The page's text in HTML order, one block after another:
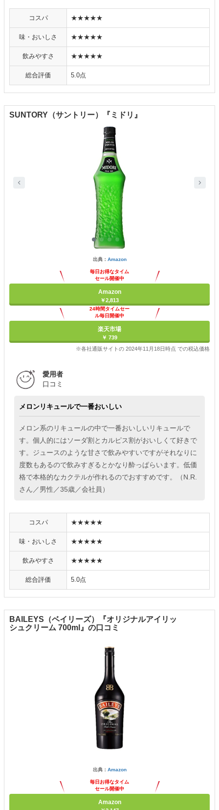
コスパ ★★★★★
味・おいしさ ★★★★★
飲みやすさ ★★★★★
総合評価 5.0点
SUNTORY（サントリー）『ミドリ』
出典： Amazon
毎日お得なタイム
セール開催中
Amazon
￥2,813
24時間タイムセー
ル毎日開催中
楽天市場
￥ 739
※各社通販サイトの 2024年11月18日時点 での税込価格
愛用者
口コミ
メロンリキュールで一番おいしい
メロン系のリキュールの中で一番おいしいリキュールで
す。個人的にはソーダ割とカルピス割がおいしくて好きで
す。ジュースのような甘さで飲みやすいですがそれなりに
度数もあるので飲みすぎるとかなり酔っぱらいます。低価
格で本格的なカクテルが作れるのでおすすめです。（N.R.
さん／男性／35歳／会社員）
コスパ ★★★★★
味・おいしさ ★★★★★
飲みやすさ ★★★★★
総合評価 5.0点
BAILEYS（ベイリーズ）『オリジナルアイリッ
シュクリーム 700ml』の口コミ
出典： Amazon
毎日お得なタイム
セール開催中
Amazon